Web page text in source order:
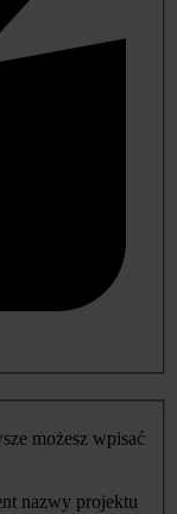
możesz wpisać
nazwy projektu